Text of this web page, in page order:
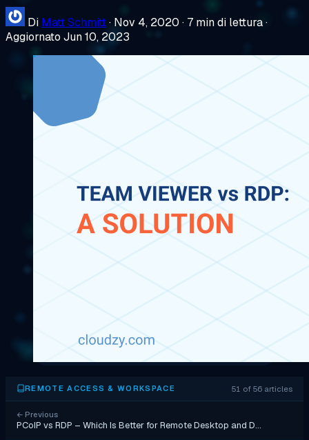
Di Matt Schmitt· Nov 4, 2020 · 7 min di lettura·
Aggiornato Jun 10, 2023
REMOTE ACCESS & WORKSPACE 51 of 56 articles
← Previous
PCoIP vs RDP – Which Is Better for Remote Desktop and D…